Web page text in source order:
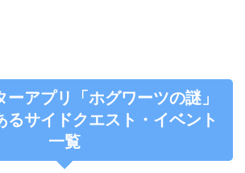
アプリ「ホグワーツの謎」
るサイドクエスト・イベント
一覧